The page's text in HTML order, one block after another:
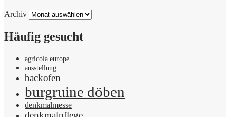
Archiv
Häufig gesucht
agricola europe
ausstellung
backofen
burgruine döben
denkmalmesse